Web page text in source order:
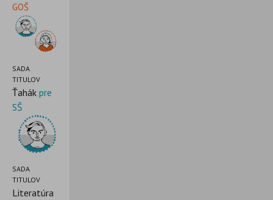
GOŠ
SADA
TITULOV
Ťahák pre
SŠ
SADA
TITULOV
Literatúra